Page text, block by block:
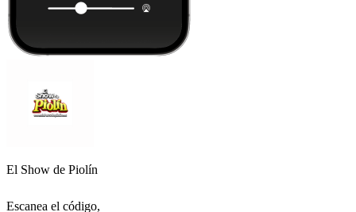
El Show de Piolín
Escanea el código,